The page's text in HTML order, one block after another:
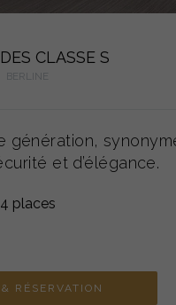
CLASSE S
BERLINE
génération,
et d’élégance.
4 places
RÉSERVATION